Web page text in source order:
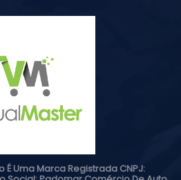
É Uma Marca Registrada CNPJ: